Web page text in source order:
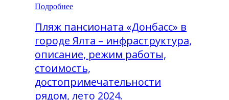
Подробнее
Пляж пансионата «Донбасс» в
городе Ялта – инфраструктура,
описание, режим работы,
стоимость,
достопримечательности
рядом, лето 2024.